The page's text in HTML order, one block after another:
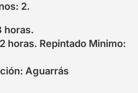
2.
horas.
horas. Repintado Minimo:
Aguarrás